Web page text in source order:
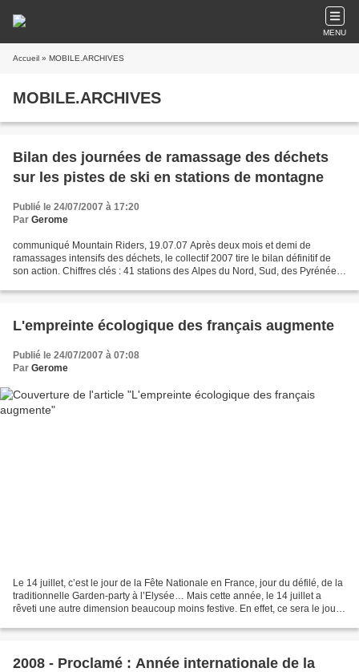
MENU
Accueil » MOBILE.ARCHIVES
MOBILE.ARCHIVES
Bilan des journées de ramassage des déchets
sur les pistes de ski en stations de montagne
Publié le 24/07/2007 à 17:20
Par Gerome
communiqué Mountain Riders, 19.07.07 Après deux mois et demi de
ramassages intensifs des déchets, le collectif 2007 tire le bilan définitif de
son action. Chiffres clés : 41 stations des Alpes du Nord, Sud, des Pyrénées
L'empreinte écologique des français augmente
Publié le 24/07/2007 à 07:08
Par Gerome
Le 14 juillet, c’est le jour de la Fête Nationale en France, jour du défilé, de la
traditionnelle Garden-party à l’Elysée… Mais cette année, le 14 juillet a
rêveti une autre dimension beaucoup moins festive. En effet, ce sera le jour
2008 - Proclamé : Année internationale de la